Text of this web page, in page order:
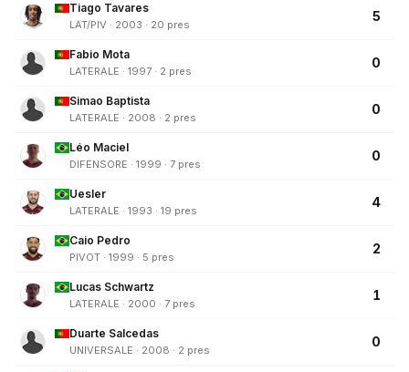
Tiago Tavares
LAT/PIV · 2003 · 20 pres
5
Fabio Mota
LATERALE · 1997 · 2 pres
0
Simao Baptista
LATERALE · 2008 · 2 pres
0
Léo Maciel
DIFENSORE · 1999 · 7 pres
0
Uesler
LATERALE · 1993 · 19 pres
4
Caio Pedro
PIVOT · 1999 · 5 pres
2
Lucas Schwartz
LATERALE · 2000 · 7 pres
1
Duarte Salcedas
UNIVERSALE · 2008 · 2 pres
0